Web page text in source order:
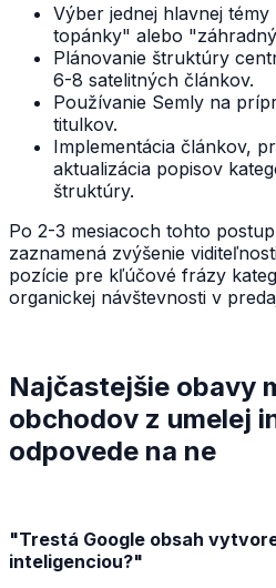
Výber jednej hlavnej
topánky" alebo
Plánovanie štruktúry
6-8 satelitných článkov.
Používanie Semly na
titulkov.
Implementácia článkov,
aktualizácia popisov
štruktúry.
Po 2-3 mesiacoch tohto
zaznamená zvýšenie
pozície pre kľúčové frázy
organickej návštevnosti v
Najčastejšie obavy
obchodov z umelej
odpovede na ne
"Trestá Google obsah
inteligenciou?"